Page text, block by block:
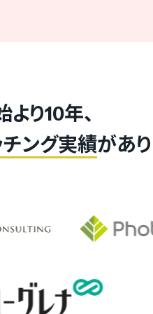
り10年、
ング実績があ